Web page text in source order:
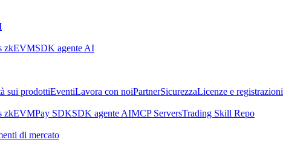
zkEVMSDK agente AI
sui prodottiEventiLavora con noiPartnerSicurezzaLicenze e registrazioni
zkEVMPay SDKSDK agente AIMCP ServersTrading Skill Repo
di mercato